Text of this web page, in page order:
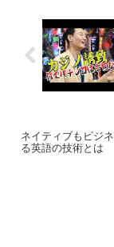
ネイティブもビジ
る英語の技術とは